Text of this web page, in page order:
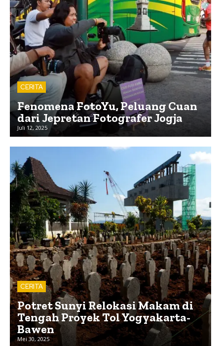
CERITA
Fenomena FotoYu, Peluang Cuan
dari Jepretan Fotografer Jogja
Juli 12, 2025
CERITA
Potret Sunyi Relokasi Makam di
Tengah Proyek Tol Yogyakarta-
Bawen
Mei 30, 2025